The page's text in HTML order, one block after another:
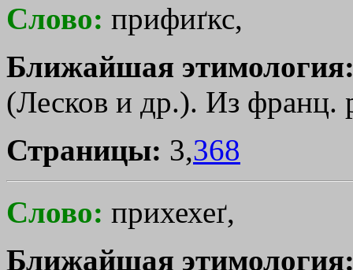
Слово: прифиґкс,
Ближайшая
(Лесков и др.). Из франц.
Страницы: 3,368
Слово: прихехеґ,
Ближайшая